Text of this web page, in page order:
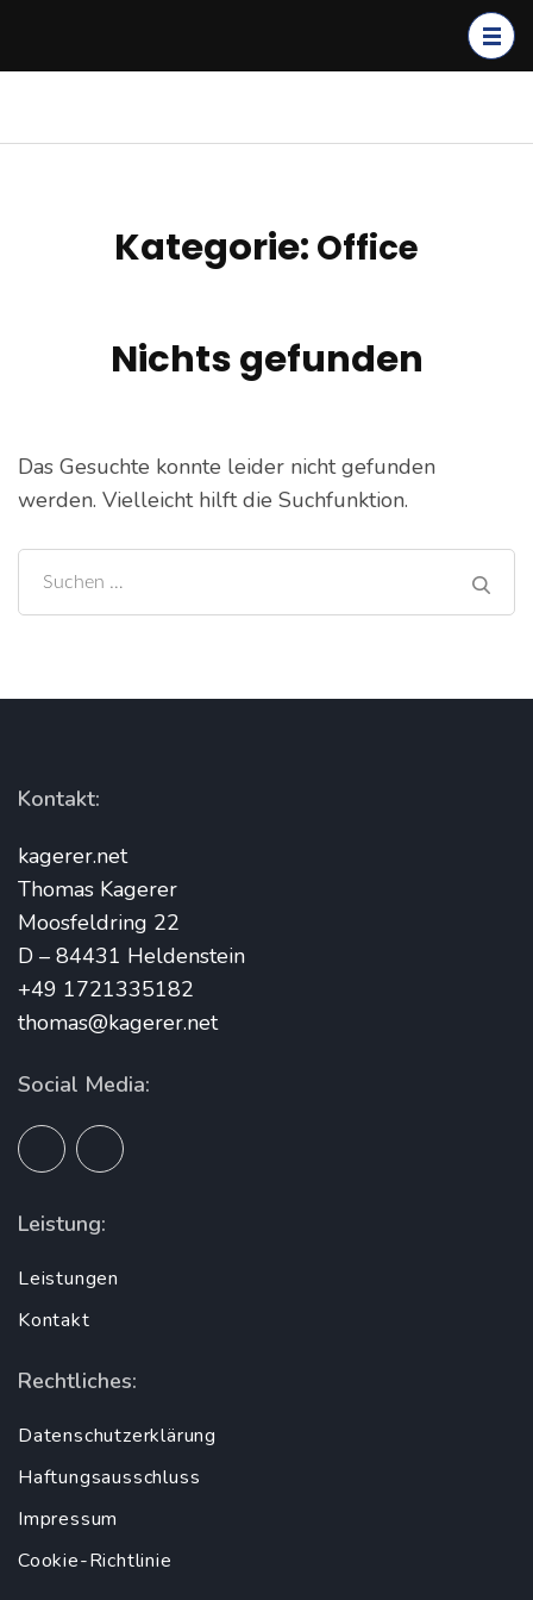
drücken)
IT-Dienstleistungen &
Kategorie: Office
Nichts gefunden
Das Gesuchte konnte leider nicht gefunden
werden. Vielleicht hilft die Suchfunktion.
Suchen
nach:
Kontakt:
kagerer.net
Thomas Kagerer
Moosfeldring 22
D – 84431 Heldenstein
+49 1721335182
thomas@kagerer.net
Social Media:
Leistung:
Leistungen
Kontakt
Rechtliches:
Datenschutzerklärung
Haftungsausschluss
Impressum
Cookie-Richtlinie